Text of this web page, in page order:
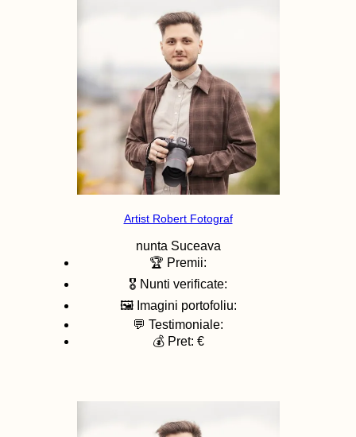
Artist Robert Fotograf
nunta Suceava
🏆 Premii:
🎖️ Nunti verificate:
🖼️ Imagini portofoliu:
💬 Testimoniale:
💰 Pret: €